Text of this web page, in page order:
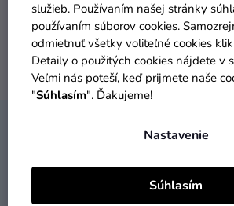
služieb. Používaním našej stránky
používaním súborov cookies.
odmietnuť všetky voliteľné cookies
Detaily o použitých cookies nájdete v
Veľmi nás poteší, keď prijmete naše
"Súhlasím". Ďakujeme!
Nastavenie
Súhlasím
Témy
Výpredaj
O
nás
DORUČENIE DO 1 DŇA
po objednaní